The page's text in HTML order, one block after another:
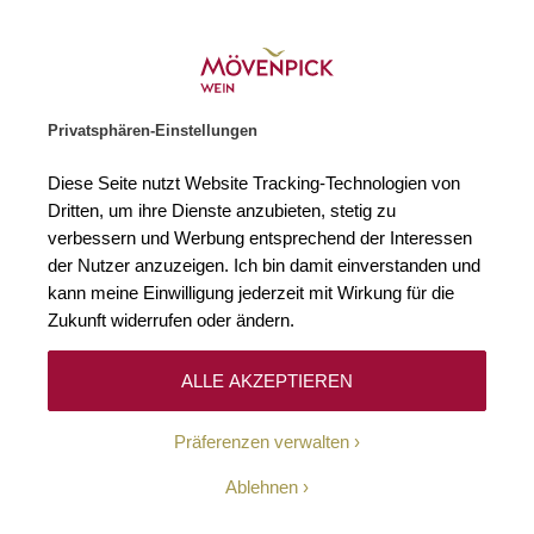
Privatsphären-Einstellungen
Diese Seite nutzt Website Tracking-Technologien von
Dritten, um ihre Dienste anzubieten, stetig zu
verbessern und Werbung entsprechend der Interessen
der Nutzer anzuzeigen. Ich bin damit einverstanden und
kann meine Einwilligung jederzeit mit Wirkung für die
Zukunft widerrufen oder ändern.
Präferenzen verwalten
Ablehnen
ALLE AKZEPTIEREN
Burgund genießen - Wine &
Dine mit dem Weingut
Philippe le Hardi